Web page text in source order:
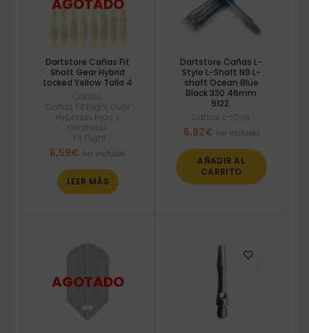
Dartstore Cañas Fit
Shaft Gear Hybrid
Locked Yellow Talla 4
Cañas
Cañas Fit Flight Gear
Hybridas Fijas y
Giratorias
Fit Flight
6,59€ Iva incluido
LEER MÁS
Dartstore Cañas L-
Style L-Shaft N9 L-
shaft Ocean Blue
Black 330 46mm
9122.
Cañas L-Style
6,82€ Iva incluido
AÑADIR AL
CARRITO